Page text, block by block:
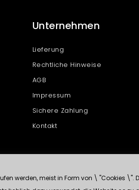
Unternehmen
Lieferung
Rechtliche Hinweise
AGB
Impressum
Sichere Zahlung
Kontakt
werden, meist in Form von \ "Cookies \".